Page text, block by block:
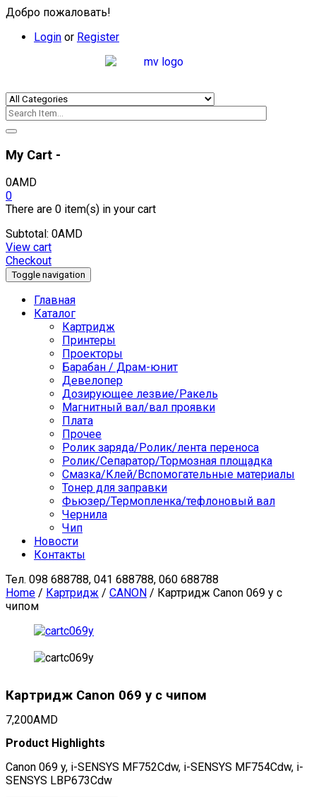
Добро пожаловать!
Login or Register
My Cart -
0AMD
0
There are 0 item(s) in your cart
Subtotal: 0AMD
View cart
Checkout
Toggle navigation
Главная
Каталог
Картридж
Принтеры
Проекторы
Барабан / Драм-юнит
Девелопер
Дозирующее лезвие/Ракель
Магнитный вал/вал проявки
Плата
Прочее
Ролик заряда/Ролик/лента переноса
Ролик/Сепаратор/Тормозная площадка
Смазка/Клей/Вспомогательные материалы
Тонер для заправки
Фьюзер/Термопленка/тефлоновый вал
Чернила
Чип
Новости
Контакты
Тел. 098 688788, 041 688788, 060 688788
Home / Картридж / CANON / Картридж Canon 069 y с
чипом
Картридж Canon 069 y с чипом
7,200AMD
Product Highlights
Canon 069 y, i-SENSYS MF752Cdw, i-SENSYS MF754Cdw, i-
SENSYS LBP673Cdw